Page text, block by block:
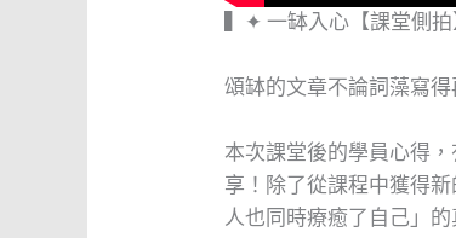
▍✦ 一缽入心【課堂側拍
頌缽的文章不論詞藻寫
本次課堂後的學員心得
享！除了從課程中獲得
人也同時療癒了自己」的